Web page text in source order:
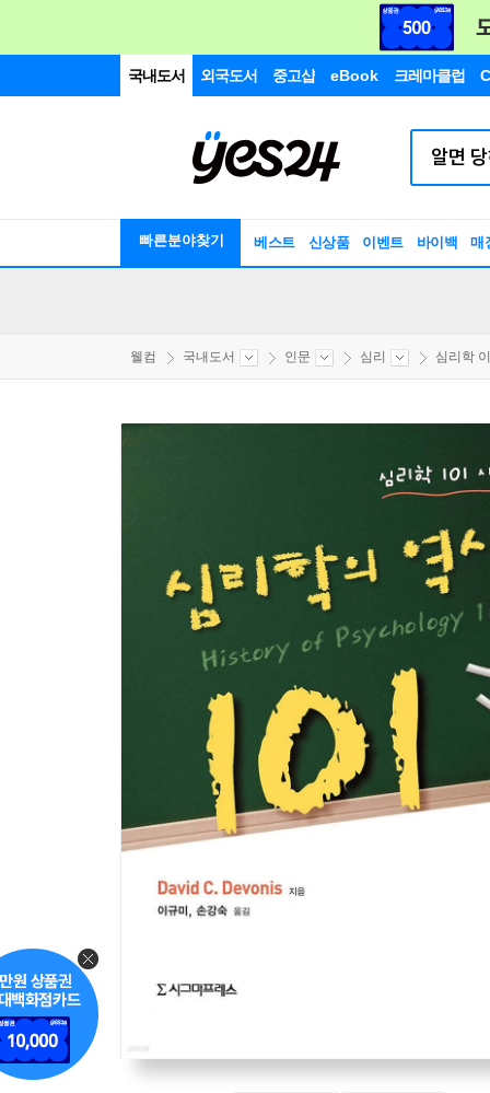
국내도서 외국도서 중고샵 eBook 크레마클럽
빠른분야찾기 베스트 신상품 이벤트 바이백 매
웰컴 국내도서 인문 심리 심리학